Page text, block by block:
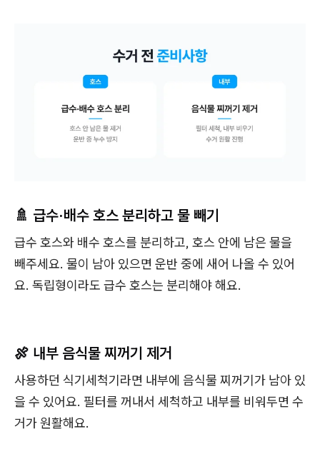
🚿 급수·배수 호스 분리하고 물 빼기
급수 호스와 배수 호스를 분리하고, 호스 안에 남은 물을
빼주세요. 물이 남아 있으면 운반 중에 새어 나올 수 있어
요. 독립형이라도 급수 호스는 분리해야 해요.
🍖 내부 음식물 찌꺼기 제거
사용하던 식기세척기라면 내부에 음식물 찌꺼기가 남아 있
을 수 있어요. 필터를 꺼내서 세척하고 내부를 비워두면 수
거가 원활해요.